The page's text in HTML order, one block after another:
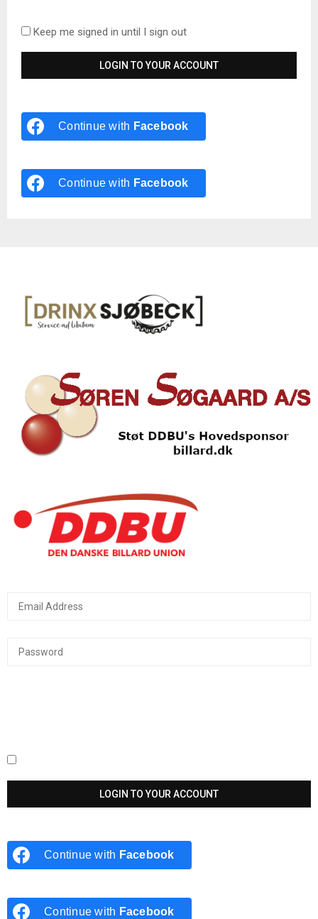
Keep me signed in until I sign out
Continue with Facebook
Continue with Facebook
Continue with Facebook
Continue with Facebook